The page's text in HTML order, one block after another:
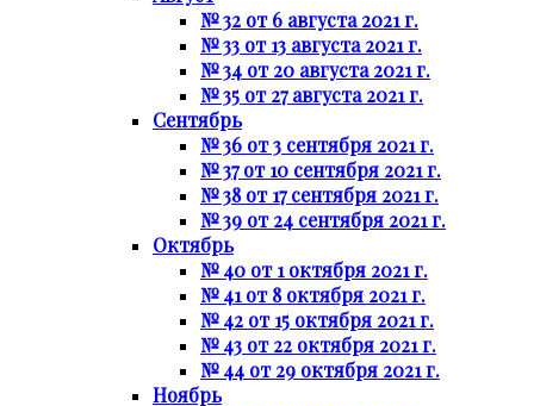
№ 32 от 6 августа 2021 г.
№ 33 от 13 августа 2021 г.
№ 34 от 20 августа 2021 г.
№ 35 от 27 августа 2021 г.
Сентябрь
№ 36 от 3 сентября 2021 г.
№ 37 от 10 сентября 2021 г.
№ 38 от 17 сентября 2021 г.
№ 39 от 24 сентября 2021 г.
Октябрь
№ 40 от 1 октября 2021 г.
№ 41 от 8 октября 2021 г.
№ 42 от 15 октября 2021 г.
№ 43 от 22 октября 2021 г.
№ 44 от 29 октября 2021 г.
Ноябрь